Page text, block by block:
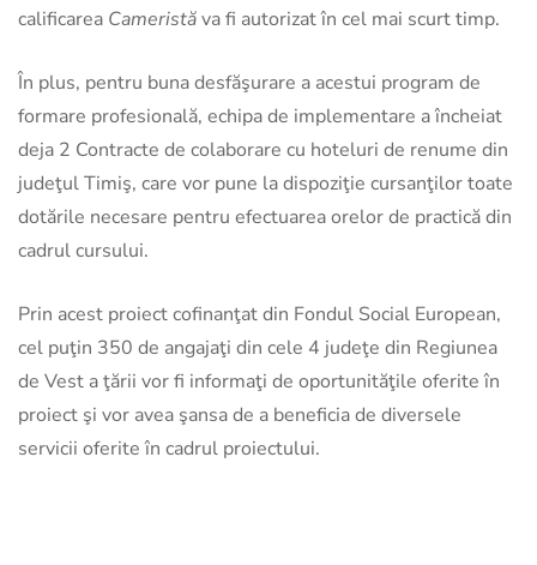
calificarea Cameristăva fi autorizat în cel mai scurt timp.
În plus, pentru buna desfăşurare a acestui program de
formare profesională, echipa de implementare a încheiat
deja 2 Contracte de colaborare cu hoteluri de renume din
judeţul Timiş, care vor pune la dispoziţie cursanţilor toate
dotările necesare pentru efectuarea orelor de practică din
cadrul cursului.
Prin acest proiect cofinanţat din Fondul Social European,
cel puţin 350 de angajaţi din cele 4 judeţe din Regiunea
de Vest a ţării vor fi informaţi de oportunităţile oferite în
proiect şi vor avea şansa de a beneficia de diversele
servicii oferite în cadrul proiectului.